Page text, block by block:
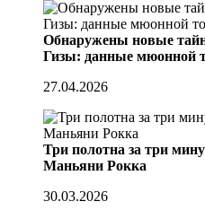
Обнаружены новые
Гизы: данные мюонной
27.04.2026
Три полотна за три
Маньяни Рокка
30.03.2026